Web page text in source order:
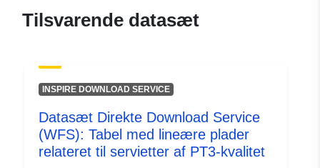
d0778055-c6f7-4964-be2e-
120066022-srv-9908aec4-0996-
4840-8a63-65b45f48b4d7
Type:
Ressource:
http://inspire.ec.europa.eu/
Tilsvarende datasæt
INSPIRE DOWNLOAD SERVICE
Datasæt Direkte Download Service
(WFS): Tabel med lineære plader
relateret til servietter af PT3-kvalitet